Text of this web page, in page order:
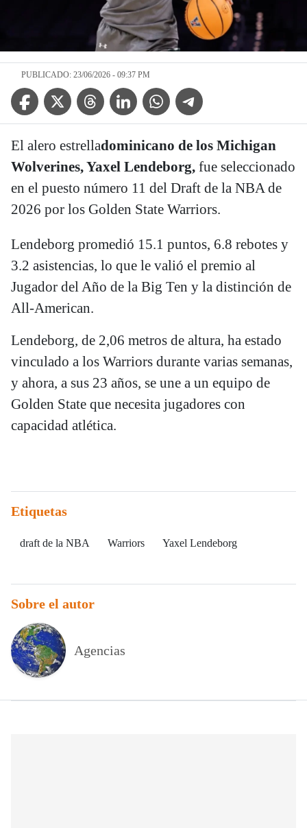
PUBLICADO: 23/06/2026 - 09:37 PM
Facebook IconTwitter IconThreads IconLinkedin IconWhatsApp IconTelegram Icon
El alero estrelladominicano de los Michigan
Wolverines, Yaxel Lendeborg, fue seleccionado
en el puesto número 11 del Draft de la NBA de
2026 por los Golden State Warriors.
Lendeborg promedió 15.1 puntos, 6.8 rebotes y
3.2 asistencias, lo que le valió el premio al
Jugador del Año de la Big Ten y la distinción de
All-American.
Lendeborg, de 2,06 metros de altura, ha estado
vinculado a los Warriors durante varias semanas,
y ahora, a sus 23 años, se une a un equipo de
Golden State que necesita jugadores con
capacidad atlética.
Etiquetas
draft de la NBA Warriors Yaxel Lendeborg
Sobre el autor
Agencias